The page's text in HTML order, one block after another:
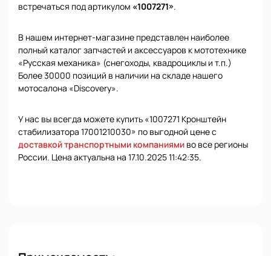
встречаться под артикулом «1007271».
В нашем интернет-магазине представлен наиболее
полный каталог запчастей и аксессуаров к мототехнике
«Русская механика» (снегоходы, квадроциклы и т.п.)
Более 30000 позиций в наличии на складе нашего
мотосалона «Discovery».
У нас вы всегда можете купить «1007271 Кронштейн
стабилизатора 17001210030» по выгодной цене с
доставкой транспортными компаниями во все регионы
России. Цена актуальна на 17.10.2025 11:42:35.